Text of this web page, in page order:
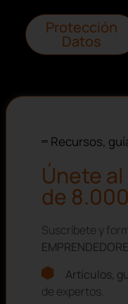
Protección
Datos
Recursos,
Únete
de
Suscríbete y
Artículos,
de expertos.